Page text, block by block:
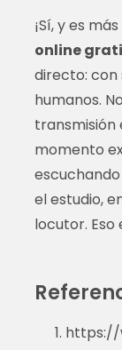
¡Sí, y es
online
directo: con
humanos.
transmisión
momento
el estudio,
locutor. Eso
https://